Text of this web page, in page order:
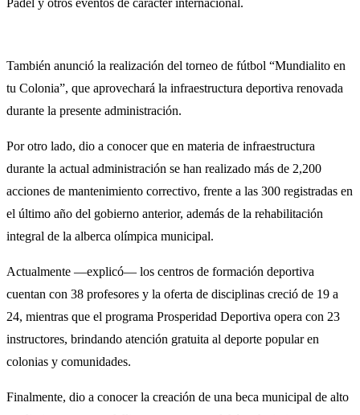
También anunció la realización del torneo de fútbol “Mundialito en
tu Colonia”, que aprovechará la infraestructura deportiva renovada
durante la presente administración.
Por otro lado, dio a conocer que en materia de infraestructura
durante la actual administración se han realizado más de 2,200
acciones de mantenimiento correctivo, frente a las 300 registradas en
el último año del gobierno anterior, además de la rehabilitación
integral de la alberca olímpica municipal.
Actualmente —explicó— los centros de formación deportiva
cuentan con 38 profesores y la oferta de disciplinas creció de 19 a
24, mientras que el programa Prosperidad Deportiva opera con 23
instructores, brindando atención gratuita al deporte popular en
colonias y comunidades.
Finalmente, dio a conocer la creación de una beca municipal de alto